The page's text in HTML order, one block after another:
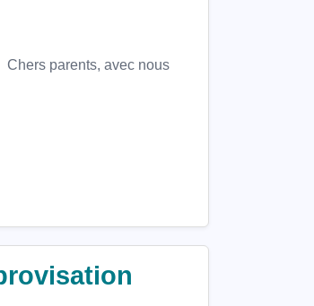
Chers parents, avec nous